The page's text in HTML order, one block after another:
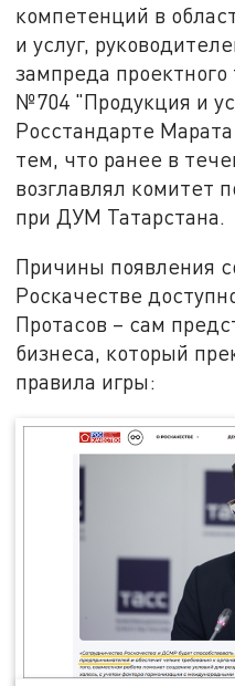
компетенций в
и услуг,
зампреда
№704 "Продукция и
Росстандарте
тем, что ранее в
возглавлял комитет
при ДУМ Татарстана.
Причины появления
Роскачестве
Протасов – сам
бизнеса, который
правила игры: